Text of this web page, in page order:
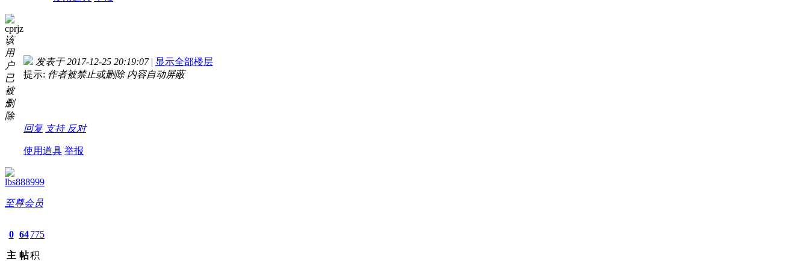
cprjz
该
用
户
已
被
删
除
发表于 2017-12-25 20:19:07 | 显示全部楼层
提示: 作者被禁止或删除 内容自动屏蔽
回复 支持 反对
使用道具 举报
lbs888999
至尊会员
0
主
64
帖
775
积